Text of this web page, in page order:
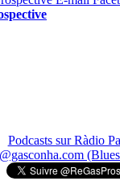
Podcasts sur Ràdio
@gasconha.com